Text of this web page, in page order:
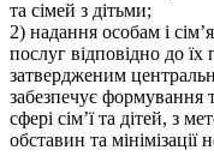
та сімей з дітьми;
2) надання особам і
послуг відповідно до їх
затвердженим
забезпечує формування
сфері сім’ї та дітей, з
обставин та